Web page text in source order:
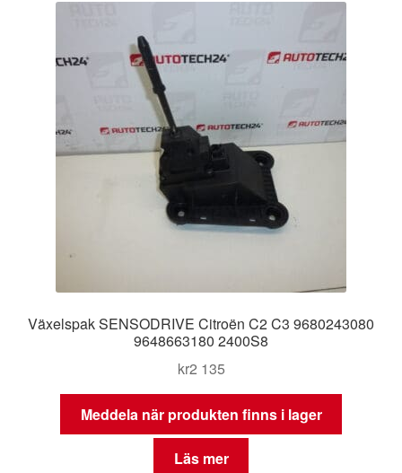
Växelspak SENSODRIVE Citroën C2 C3 9680243080
9648663180 2400S8
kr2 135
Meddela när produkten finns i lager
Läs mer